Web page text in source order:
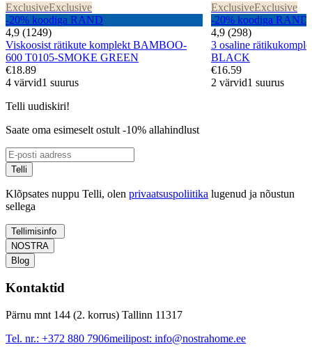
ExclusiveExclusive
-20% koodiga RAND
4,9 (1249)
Viskoosist rätikute komplekt BAMBOO-
600 T0105-SMOKE GREEN
€18.89
4 värvid1 suurus
ExclusiveExclusive
-20% koodiga RAND
4,9 (298)
3 osaline
BLACK
€16.59
2 värvid1 suurus
Telli uudiskiri!
Saate oma esimeselt ostult -10% allahindlust
Telli
Klõpsates nuppu Telli, olen privaatsuspoliitika lugenud ja nõustun
sellega
Tellimisinfo
NOSTRA
Blog
Kontaktid
Pärnu mnt 144 (2. korrus) Tallinn 11317
Tel. nr.: +372 880 7906meilipost: info@nostrahome.ee